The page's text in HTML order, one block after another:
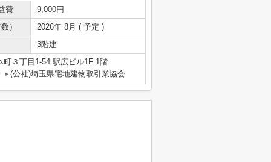
費
9,000円
）
2026年 8月 ( 予定 )
3階建
町３丁目1-54 駅広ビル1F 1階
(公社)埼玉県宅地建物取引業協会